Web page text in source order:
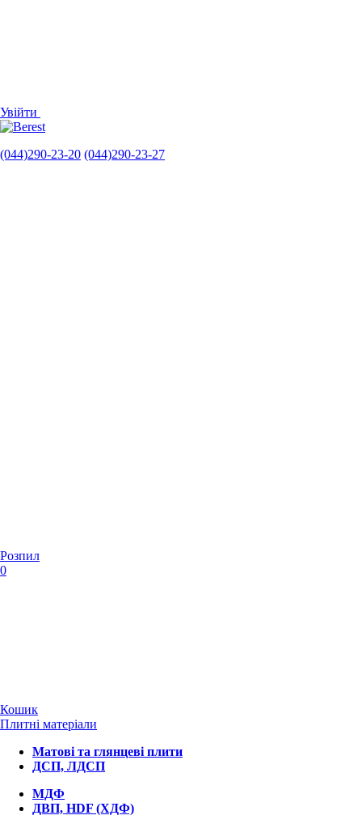
Увійти
(044)290-23-20 (044)290-23-27
Розпил
0
Кошик
Плитні матеріали
Матові та глянцеві плити
ДСП, ЛДСП
МДФ
ДВП, HDF (ХДФ)